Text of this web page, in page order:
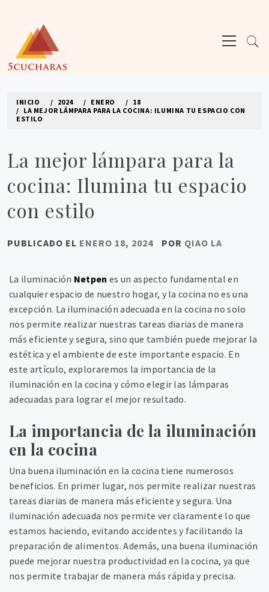
contenido
principal
INICIO 2024 ENERO
18
LA MEJOR LÁMPARA PARA LA COCINA: ILUMINA TU ESPACIO CON
ESTILO
La mejor lámpara para la
cocina: Ilumina tu espacio
con estilo
PUBLICADO EL ENERO 18, 2024 POR QIAO LA
La iluminación Netpen es un aspecto fundamental en
cualquier espacio de nuestro hogar, y la cocina no es una
excepción. La iluminación adecuada en la cocina no solo
nos permite realizar nuestras tareas diarias de manera
más eficiente y segura, sino que también puede mejorar la
estética y el ambiente de este importante espacio. En
este artículo, exploraremos la importancia de la
iluminación en la cocina y cómo elegir las lámparas
adecuadas para lograr el mejor resultado.
La importancia de la iluminación
en la cocina
Una buena iluminación en la cocina tiene numerosos
beneficios. En primer lugar, nos permite realizar nuestras
tareas diarias de manera más eficiente y segura. Una
iluminación adecuada nos permite ver claramente lo que
estamos haciendo, evitando accidentes y facilitando la
preparación de alimentos. Además, una buena iluminación
puede mejorar nuestra productividad en la cocina, ya que
nos permite trabajar de manera más rápida y precisa.